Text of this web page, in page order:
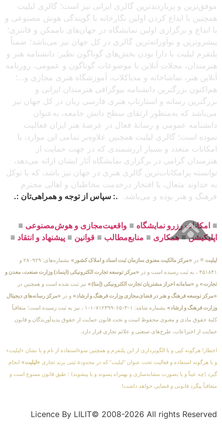
موفق‌ترین و پربازدیدترین گالری ایرانی نیز است؛ گالری لیلیت
همچنین با ابداع کردن اولین نگارخانه با گویندگی هوش مصنوعی و
با ابداع و برگزاری اولین نمایشگاه در جهان‌های ناممکن و فانتزی؛
پیشروترین و نوآورانه‌ترین گالری در کل جهان نیز می‌باشد؛ ضمناً
پلتفرم لیلیت با دارا بودن بخش‌های گوناگون نظیر: دانشنامه هنر و
هنرمندان، مجلات آنلاین با موضوعات گوناگون و عمومی، روزنامه
آنلاین هنر، تماشاخانه و مدیاکلاب، آموزشگاه هنری مجازی و…؛
هم‌اکنون بزرگترین دانشنامه بیوگرافی هنرمندان ایرانی و
بزرگترین رسانه و استارتاپ هنری فارسی زبان در کل جهان نیز
می‌باشد که به‌منظور ارتقای سطح دانش جامعه، به‌عنوان
دانشنامه عمومی و رسانهٔ فعال در عرصهٔ هنر ایران فعالیت
نموده است؛ گالری لیلیت همچنین علاوه‌بر تمامی این موارد، با
امکانات متعدد و بسیار ارزشمندی که در جهت حمایت از
هنرمندان گرامی در برگزاری نمایشگاه آثار ایشان ارائه می‌دهد،
توانسته پرامکانات‌ترین گالری هنری در جهان نیز باشد، که با توکل
به خداوند متعال، با افتخار درخدمت مخاطبان و اهالی محترم
فرهنگ و هنر بوده و می‌باشد. .: سپاس از توجه و همراهی‌تان :.
≡ امکانات رزرو نمایشگاه ≡ واقعیت‌مجازی و هوش‌مصنوعی ≡
اپلیکیشن≡همکاری ≡ منابع‌مطالب ≡ قوانین ≡ پیشنهاد و انتقاد ≡
لیلیت ® در «مرکز مالکیت معنوی سازمان ثبت اسناد و املاک کشور»
بشماره‌های: ۲۸۰۹۲۹ و
۴۵۱۸۴۱ ، به ثبت رسیده است و در
«مرکز توسعه تجارت الکترونیکی (اینماد) وزارت صنعت، معدن و
تجارت» و «سامانه احراز مشتریان تجارت الکترونیکی (اِمتا)» نیز ثبت شده است و همچنین در
«مرکز توسعه فرهنگ و هنر در فضای‌مجازی وزارت فرهنگ و ارشاد» و در «مرکز رسانه‌های دیجیتال
وزارت فرهنگ و ارشاد»
بشماره شامَد: ۱-۳-۶۵-۷۱۲۳۹۹-۱-۱ ، نیز به ثبت رسیده است؛ متعاقباً
کلیهٔ حقوق مادی و معنوی محفوظ است و تحت قانون حمایت از حقوق پدیدآورندگان و قانون
حمایت از اختراعات، طرح‌های صنعتی و علائم تجاری قرار دارد.
اخطار! هرگونه کپی و یا الگوبرداری از این پلتفرم و همچنین سوءاستفاده از نام و یا نشان «لیلیت»
و یا هرگونه استفاده و فعالیت تحت عنوان “لیلیت” که در محدودهٔ ثبتی برند تجاری «لیلیت» انجام
گیرد (چه عیناً و یا بصورت مشابه‌سازی و بهمراه پسوند و یا پیشوند) ؛ طبق قانون ممنوع است و
متعاقباً پیگرد قانونی و قضایی خواهد داشت!
Licence By LILIT© 2008-2026 All rights Reserved